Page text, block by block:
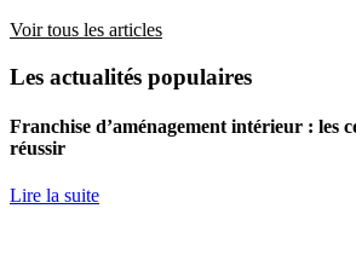
Voir tous les articles
Les actualités populaires
Franchise d’aménagement intérieur : les
réussir
Lire la suite